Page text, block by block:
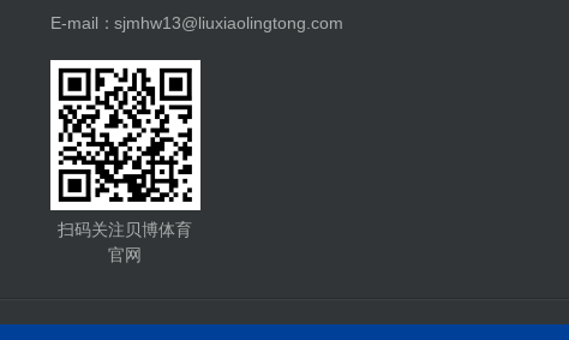
E-mail：sjmhw13@liuxiaolingtong.com
扫码关注贝博体育
官网